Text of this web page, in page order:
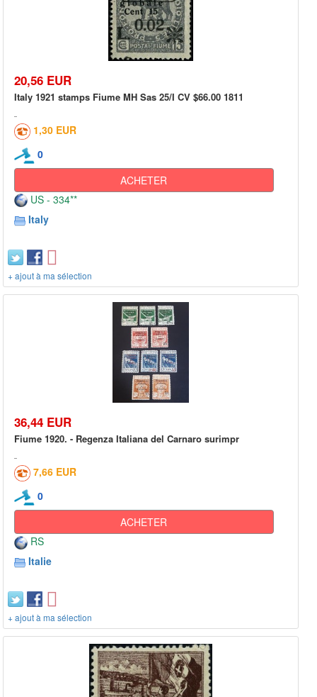
20,56 EUR
Italy 1921 stamps Fiume MH Sas 25/I CV $66.00 1811
1,30 EUR
0
ACHETER
US - 334**
Italy
+ ajout à ma sélection
36,44 EUR
Fiume 1920. - Regenza Italiana del Carnaro surimpr
7,66 EUR
0
ACHETER
RS
Italie
+ ajout à ma sélection